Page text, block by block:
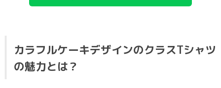
カラフルケーキデザインのクラスTシャツ
の魅力とは？